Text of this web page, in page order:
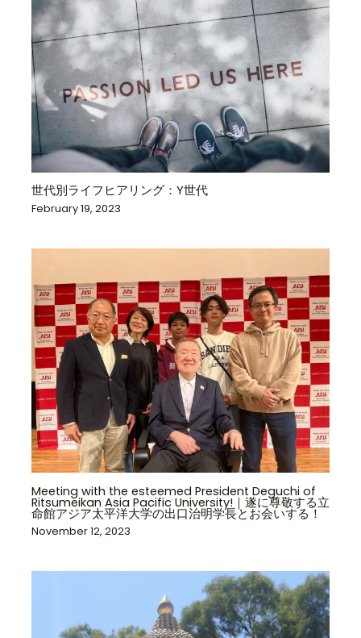
世代別ライフヒアリング：Y世代
February 19, 2023
Meeting with the esteemed President Deguchi of
Ritsumeikan Asia Pacific University!｜遂に尊敬する立
命館アジア太平洋大学の出口治明学長とお会いする！
November 12, 2023